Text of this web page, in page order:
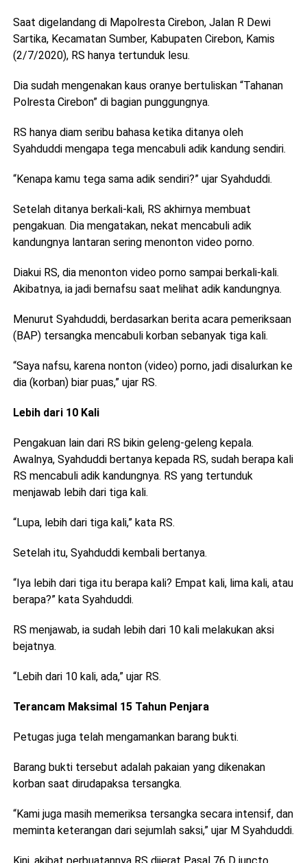
Saat digelandang di Mapolresta Cirebon, Jalan R Dewi
Sartika, Kecamatan Sumber, Kabupaten Cirebon, Kamis
(2/7/2020), RS hanya tertunduk lesu.
Dia sudah mengenakan kaus oranye bertuliskan “Tahanan
Polresta Cirebon” di bagian punggungnya.
RS hanya diam seribu bahasa ketika ditanya oleh
Syahduddi mengapa tega mencabuli adik kandung sendiri.
“Kenapa kamu tega sama adik sendiri?” ujar Syahduddi.
Setelah ditanya berkali-kali, RS akhirnya membuat
pengakuan. Dia mengatakan, nekat mencabuli adik
kandungnya lantaran sering menonton video porno.
Diakui RS, dia menonton video porno sampai berkali-kali.
Akibatnya, ia jadi bernafsu saat melihat adik kandungnya.
Menurut Syahduddi, berdasarkan berita acara pemeriksaan
(BAP) tersangka mencabuli korban sebanyak tiga kali.
“Saya nafsu, karena nonton (video) porno, jadi disalurkan ke
dia (korban) biar puas,” ujar RS.
Lebih dari 10 Kali
Pengakuan lain dari RS bikin geleng-geleng kepala.
Awalnya, Syahduddi bertanya kepada RS, sudah berapa kali
RS mencabuli adik kandungnya. RS yang tertunduk
menjawab lebih dari tiga kali.
“Lupa, lebih dari tiga kali,” kata RS.
Setelah itu, Syahduddi kembali bertanya.
“Iya lebih dari tiga itu berapa kali? Empat kali, lima kali, atau
berapa?” kata Syahduddi.
RS menjawab, ia sudah lebih dari 10 kali melakukan aksi
bejatnya.
“Lebih dari 10 kali, ada,” ujar RS.
Terancam Maksimal 15 Tahun Penjara
Petugas juga telah mengamankan barang bukti.
Barang bukti tersebut adalah pakaian yang dikenakan
korban saat dirudapaksa tersangka.
“Kami juga masih memeriksa tersangka secara intensif, dan
meminta keterangan dari sejumlah saksi,” ujar M Syahduddi.
Kini, akibat perbuatannya RS dijerat Pasal 76 D juncto